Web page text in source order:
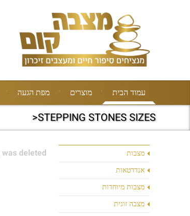
עמוד הבית מוצרים מפת הגעה
STEPPING STONES SIZES<
מצבות
אנדרטאות
מצבות מיוחדות
מצבה זוגית
deleted.